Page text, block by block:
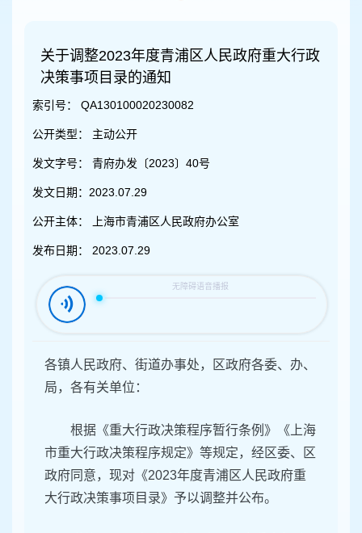
关于调整2023年度青浦区人民政府重大行政
决策事项目录的通知
索引号： QA130100020230082
公开类型： 主动公开
发文字号： 青府办发〔2023〕40号
发文日期： 2023.07.29
公开主体： 上海市青浦区人民政府办公室
发布日期： 2023.07.29
各镇人民政府、街道办事处，区政府各委、办、
局，各有关单位：
根据《重大行政决策程序暂行条例》《上海
市重大行政决策程序规定》等规定，经区委、区
政府同意，现对《2023年度青浦区人民政府重
大行政决策事项目录》予以调整并公布。